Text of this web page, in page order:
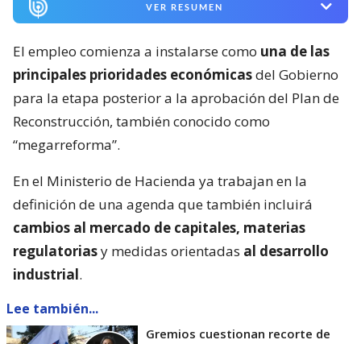
VER RESUMEN
El empleo comienza a instalarse como una de las
principales prioridades económicasdel Gobierno
para la etapa posterior a la aprobación del Plan de
Reconstrucción, también conocido como
“megarreforma”.
En el Ministerio de Hacienda ya trabajan en la
definición de una agenda que también incluirá
cambios al mercado de capitales, materias
regulatoriasy medidas orientadas al desarrollo
industrial.
Lee también...
Gremios cuestionan recorte de